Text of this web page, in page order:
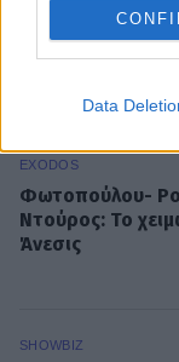
Data
Σπιλιάδες
και της κλέβει
προδοσία της
EXODOS
Φωτοπούλου-
Ντούρος: Το
Άνεσις
SHOWBIZ